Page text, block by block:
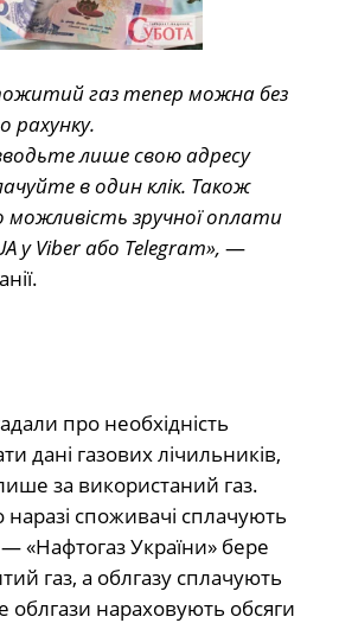
газ тепер можна без
рахунку.
лише свою адресу
в один клік. Також
можливість зручної оплати
у Viber або Telegram», —
про необхідність
дані газових лічильників,
за використаний газ.
споживачі сплачують
«Нафтогаз України» бере
газ, а облгазу сплачують
облгази нараховують обсяги